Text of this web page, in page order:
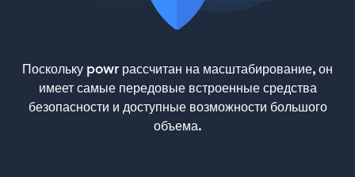
Поскольку powr рассчитан на масштабирование, он
имеет самые передовые встроенные средства
безопасности и доступные возможности большого
объема.